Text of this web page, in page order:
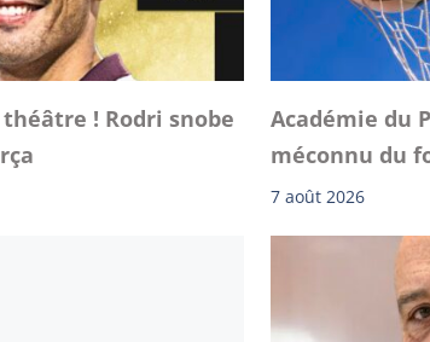
! Rodri snobe
Académie du
méconnu du
7 août 2026